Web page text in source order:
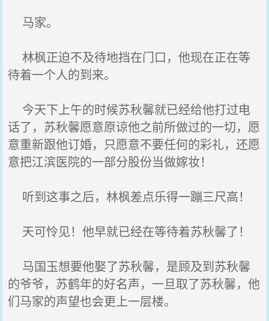
马家。
林枫正迫不及待地挡在门口，他现在正在等
待着一个人的到来。
今天下上午的时候苏秋馨就已经给他打过电
话了，苏秋馨愿意原谅他之前所做过的一切，愿
意重新跟他订婚，只愿意不要任何的彩礼，还愿
意把江滨医院的一部分股份当做嫁妆！
听到这事之后，林枫差点乐得一蹦三尺高！
天可怜见！他早就已经在等待着苏秋馨了！
马国玉想要他娶了苏秋馨，是顾及到苏秋馨
的爷爷，苏鹤年的好名声，一旦取了苏秋馨，他
们马家的声望也会更上一层楼。